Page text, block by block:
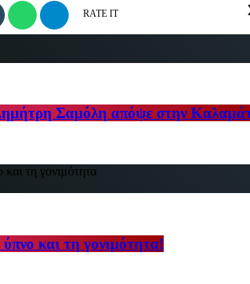
RATE IT
Σαμόλη απόψε στην
και τη γονιμότητα!